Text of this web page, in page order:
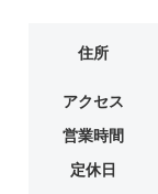
住所
アクセス
営業時間
定休日